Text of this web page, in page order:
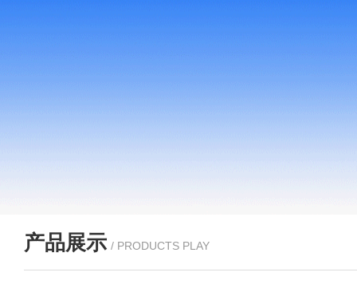
产品展示 / PRODUCTS PLAY